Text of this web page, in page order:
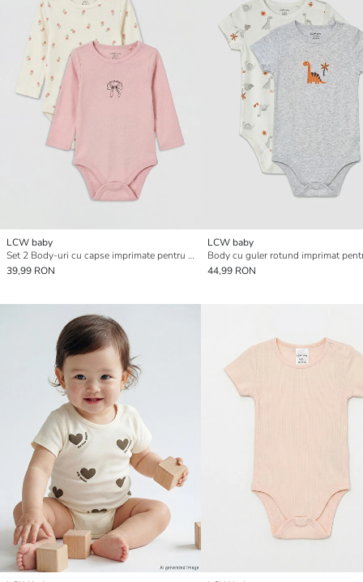
LCW baby
Set 2 Body-uri cu capse imprimate pentru fetițe
39,99 RON
LCW baby
44,99 RON